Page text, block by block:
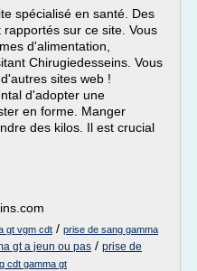
spécialisé en santé. Des
sur ce site. Vous
d'alimentation,
Chirugiedesseins. Vous
sites web !
d'adopter une
en forme. Manger
des kilos. Il est crucial
gt vgm cdt / prise de sang gamma
gt a jeun ou pas / prise de
cdt gamma gt